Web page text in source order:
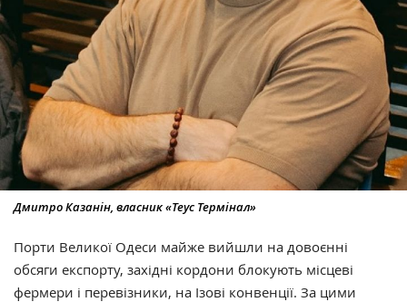
Дмитро Казанін, власник «Теус Термінал»
Порти Великої Одеси майже вийшли на довоєнні
обсяги експорту, західні кордони блокують місцеві
фермери і перевізники, на Ізові конвенції. За цими